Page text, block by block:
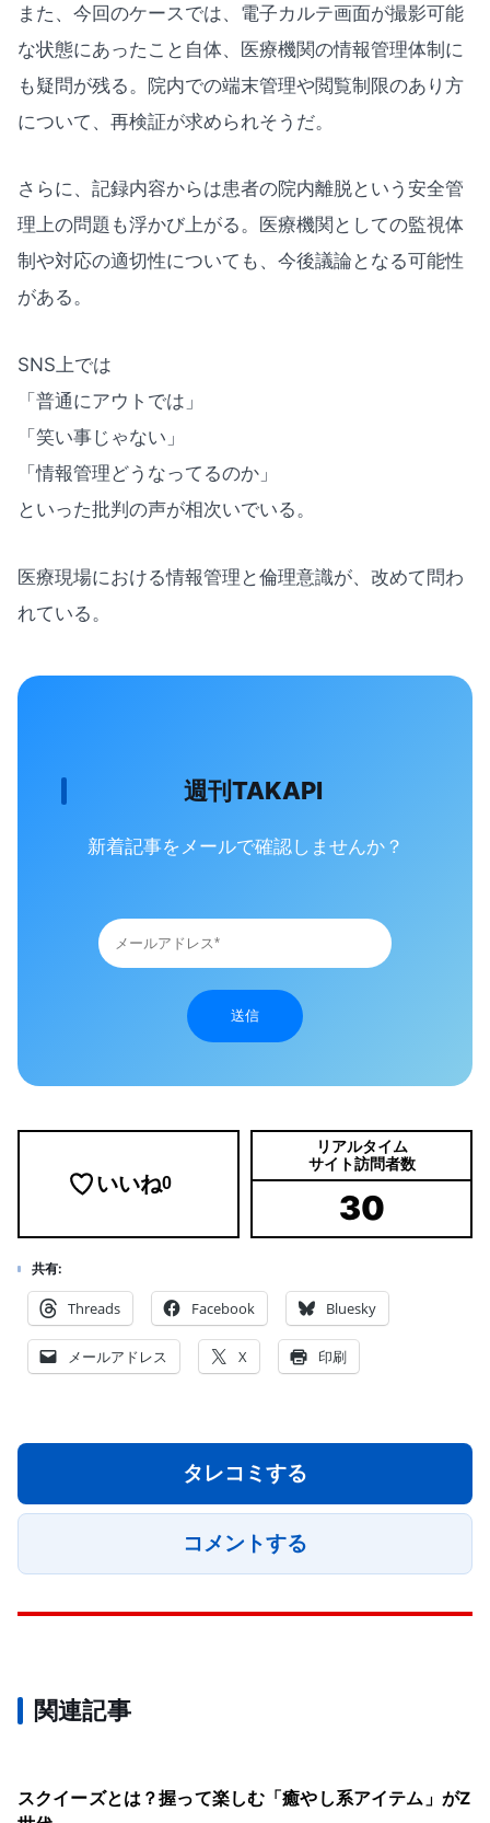
また、今回のケースでは、電子カルテ画面が撮影可能
な状態にあったこと自体、医療機関の情報管理体制に
も疑問が残る。院内での端末管理や閲覧制限のあり方
について、再検証が求められそうだ。
さらに、記録内容からは患者の院内離脱という安全管
理上の問題も浮かび上がる。医療機関としての監視体
制や対応の適切性についても、今後議論となる可能性
がある。
SNS上では
「普通にアウトでは」
「笑い事じゃない」
「情報管理どうなってるのか」
といった批判の声が相次いでいる。
医療現場における情報管理と倫理意識が、改めて問わ
れている。
週刊TAKAPI
新着記事をメールで確認しませんか？
送信
いいね0
リアルタイム
サイト訪問者数
30
共有:
Threads Facebook Bluesky
メールアドレス X 印刷
タレコミする
コメントする
関連記事
スクイーズとは？握って楽しむ「癒やし系アイテム」がZ